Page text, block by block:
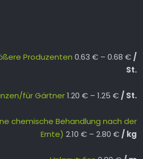
Produzenten 0.63 €– 0.68 €
St.
für Gärtner1.20 €– 1.25 € St.
chemische Behandlung nach der
Ernte) 2.10 €– 2.80 € kg